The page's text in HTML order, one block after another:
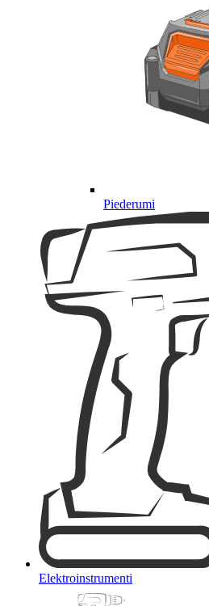
Piederumi
Elektroinstrumenti